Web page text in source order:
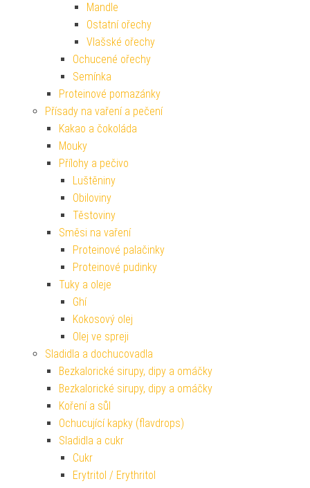
Mandle
Ostatní ořechy
Vlašské ořechy
Ochucené ořechy
Semínka
Proteinové pomazánky
Přísady na vaření a pečení
Kakao a čokoláda
Mouky
Přílohy a pečivo
Luštěniny
Obiloviny
Těstoviny
Směsi na vaření
Proteinové palačinky
Proteinové pudinky
Tuky a oleje
Ghí
Kokosový olej
Olej ve spreji
Sladidla a dochucovadla
Bezkalorické sirupy, dipy a omáčky
Bezkalorické sirupy, dipy a omáčky
Koření a sůl
Ochucující kapky (flavdrops)
Sladidla a cukr
Cukr
Erytritol / Erythritol